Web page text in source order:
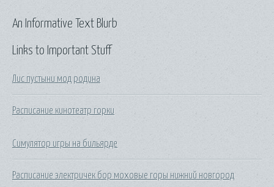
Links to Important Stuff
Лис пустыни мод родина
Расписание кинотеатр горки
Симулятор игры на бильярде
Расписание электричек бор моховые горы нижний новгород
An Informative Text Blurb